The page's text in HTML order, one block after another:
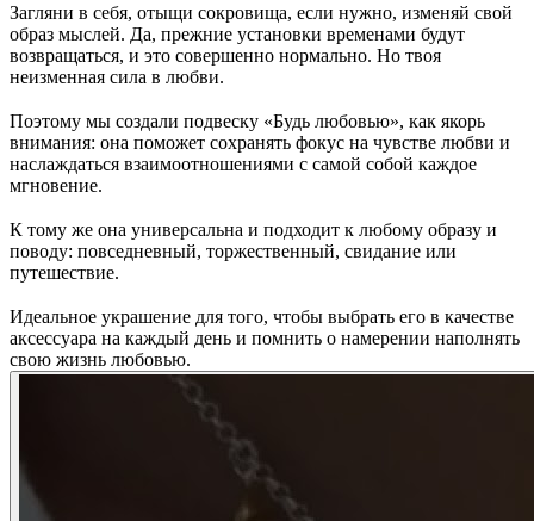
Загляни в себя, отыщи сокровища, если нужно, изменяй свой
образ мыслей. Да, прежние установки временами будут
возвращаться, и это совершенно нормально. Но твоя
неизменная сила в любви.
Поэтому мы создали подвеску «Будь любовью», как якорь
внимания: она поможет сохранять фокус на чувстве любви и
наслаждаться взаимоотношениями с самой собой каждое
мгновение.
К тому же она универсальна и подходит к любому образу и
поводу: повседневный, торжественный, свидание или
путешествие.
Идеальное украшение для того, чтобы выбрать его в качестве
аксессуара на каждый день и помнить о намерении наполнять
свою жизнь любовью.